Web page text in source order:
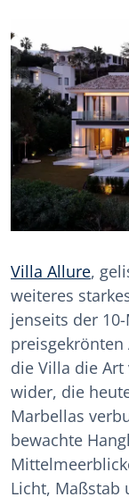
Villa Allure,
weiteres
jenseits der
preisgekrönten
die Villa die
wider, die
Marbellas
bewachte
Licht, Maßstab